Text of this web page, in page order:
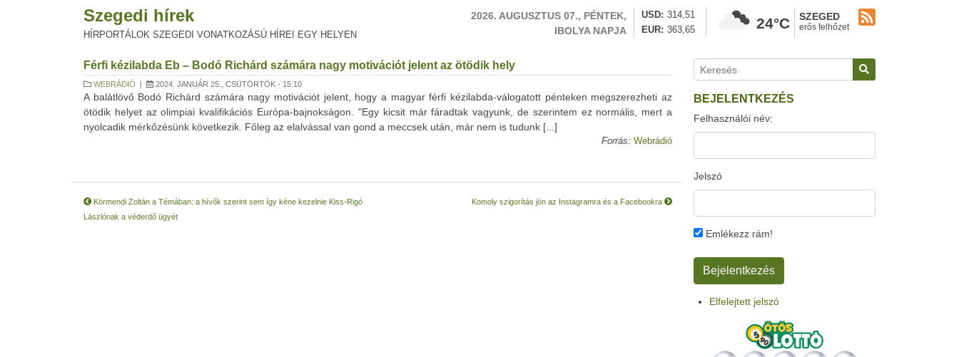
Szegedi hírek
HÍRPORTÁLOK SZEGEDI VONATKOZÁSÚ HÍREI EGY HELYEN
2026. AUGUSZTUS 07., PÉNTEK,
IBOLYA NAPJA
USD
314,51
EUR
363,65 24°C SZEGED
erős felhőzet
Férfi kézilabda Eb – Bodó Richárd számára nagy motivációt jelent az ötödik hely
WEBRÁDIÓ | 2024. JANUÁR 25., CSÜTÖRTÖK - 15:10
A balátlövő Bodó Richárd számára nagy motivációt jelent, hogy a magyar férfi kézilabda-válogatott pénteken megszerezheti az
ötödik helyet az olimpiai kvalifikációs Európa-bajnokságon. "Egy kicsit már fáradtak vagyunk, de szerintem ez normális, mert a
nyolcadik mérkőzésünk következik. Főleg az elalvással van gond a meccsek után, már nem is tudunk [...]
Forrás: Webrádió
Körmendi Zoltán a Témában: a hívők szerint sem így kéne kezelnie Kiss-Rigó
Lászlónak a véderdő ügyét
Komoly szigorítás jön az Instagramra és a Facebookra
BEJELENTKEZÉS
Felhasználói név:
Jelszó
Emlékezz rám!
Elfelejtett jelszó